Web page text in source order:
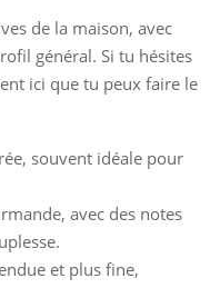
de la maison, avec
général. Si tu hésites
ici que tu peux faire le
souvent idéale pour
avec des notes
et plus fine,